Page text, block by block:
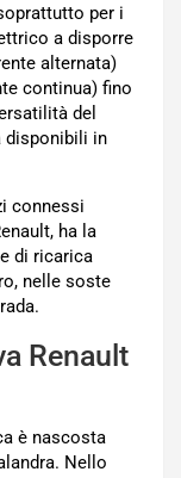
per i
a disporre
alternata)
continua) fino
del
disponibili in
connessi
ha la
di ricarica
nelle soste
Renault
è nascosta
Nello